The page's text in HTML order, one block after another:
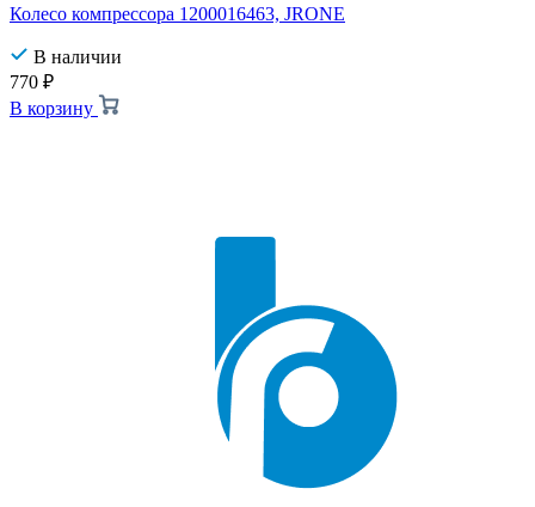
Колесо компрессора 1200016463, JRONE
В наличии
770 ₽
В корзину